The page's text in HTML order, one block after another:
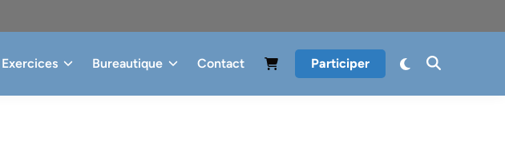
Exercices Bureautique Contact Participer